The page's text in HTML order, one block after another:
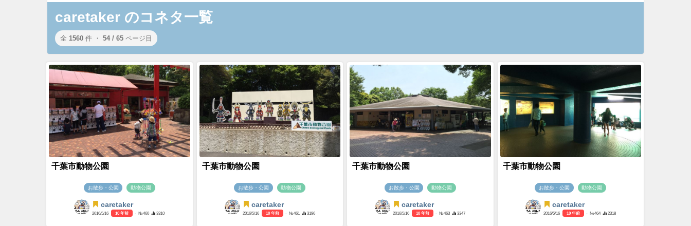
caretaker のコネタ一覧
全 1560 件 ・ 54 / 65 ページ目
千葉市動物公園
お散歩・公園 動物公園
caretaker
2016/5/16 10 年前 - №460 3310
千葉市動物公園
お散歩・公園 動物公園
caretaker
2016/5/16 10 年前 - №461 3196
千葉市動物公園
お散歩・公園 動物公園
caretaker
2016/5/16 10 年前 - №463 3347
千葉市動物公園
お散歩・公園 動物公園
caretaker
2016/5/16 10 年前 - №464 2318